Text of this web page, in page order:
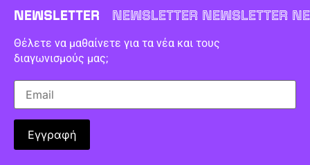
NEWSLETTER NEWSLETTER NEWSLETTER
Θέλετε να μαθαίνετε για τα νέα και τους
διαγωνισμούς μας;